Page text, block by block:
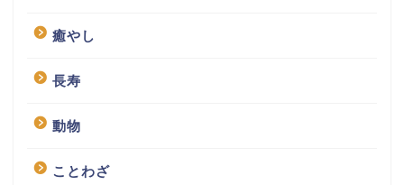
癒やし
長寿
動物
ことわざ